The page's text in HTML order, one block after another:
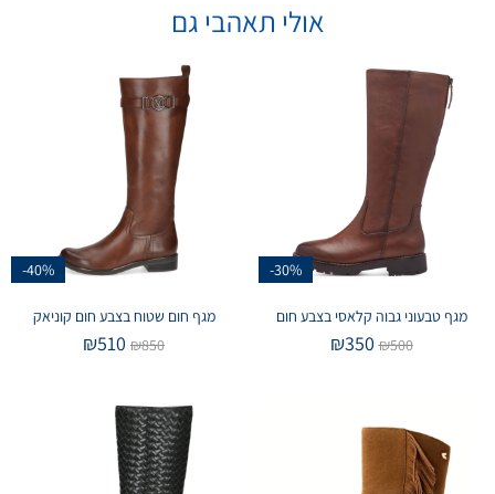
אולי תאהבי גם
-30%
מגף טבעוני גבוה קלאסי בצבע חום
₪500
₪350
-40%
מגף חום שטוח בצבע חום קוניאק
₪850
₪510